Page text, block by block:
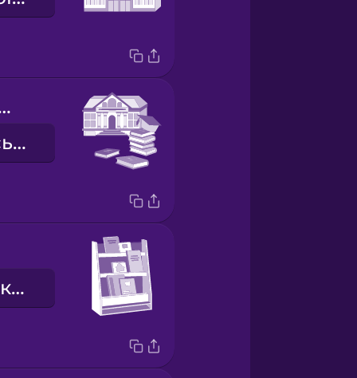
library
університетська бібліотека
книжкова викладка